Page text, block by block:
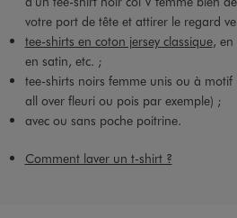
votre port de tête et attirer le regard
tee-shirts en coton jersey classique, en
en satin, etc. ;
tee-shirts noirs femme unis ou à
all over fleuri ou pois par exemple) ;
avec ou sans poche poitrine.
Comment laver un t-shirt ?